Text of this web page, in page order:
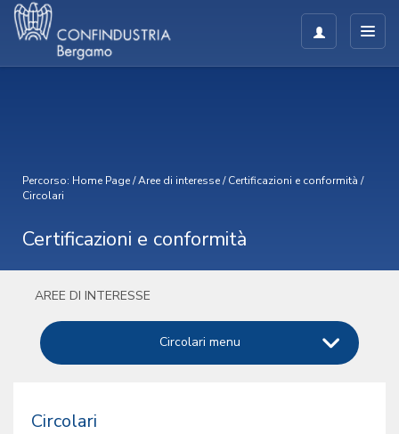
Percorso: Home Page/Aree di interesse/Certificazioni e conformità /
Circolari
Certificazioni e conformità
AREE DI INTERESSE
Circolari menu
Circolari